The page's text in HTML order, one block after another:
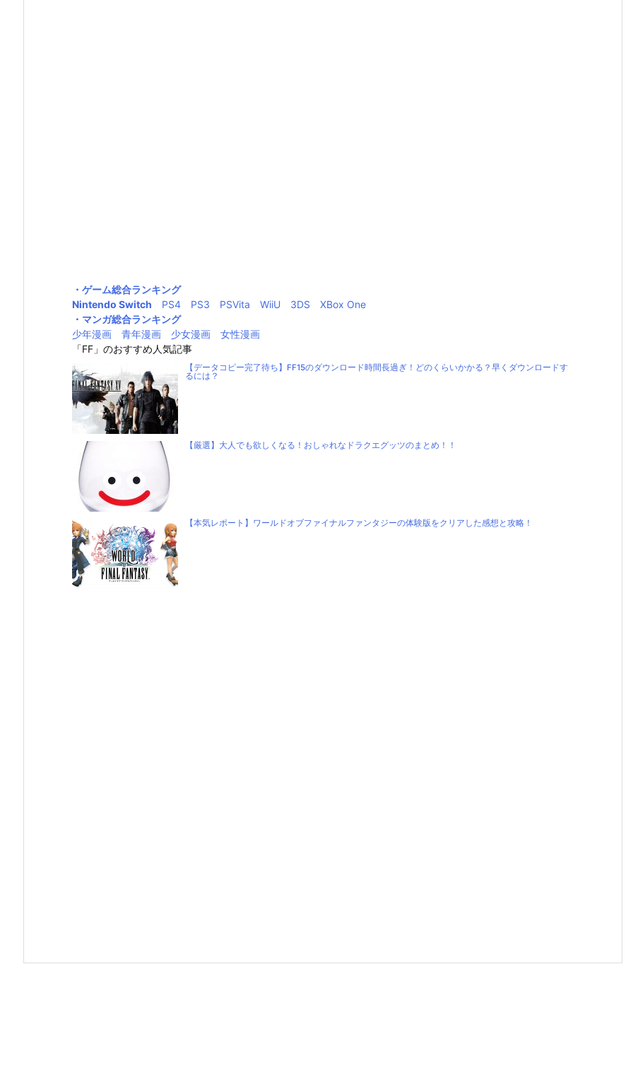
・ゲーム総合ランキング
Nintendo Switch
PS4 PS3 PSVita WiiU 3DS
XBox One
・マンガ総合ランキング
少年漫画
青年漫画 少女漫画
女性漫画
「FF」のおすすめ人気記事
【データコピー完了待ち】FF15のダウンロード時間長過ぎ！どのくらいかかる？早くダウンロードす
るには？
【厳選】大人でも欲しくなる！おしゃれなドラクエグッツのまとめ！！
【本気レポート】ワールドオブファイナルファンタジーの体験版をクリアした感想と攻略！